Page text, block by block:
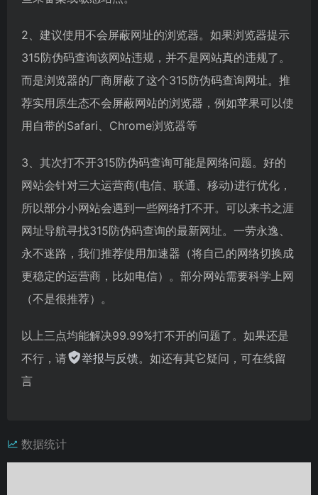
2、建议使用不会屏蔽网址的浏览器。如果浏览器提示
315防伪码查询该网站违规，并不是网站真的违规了。
而是浏览器的厂商屏蔽了这个315防伪码查询网址。推
荐实用原生态不会屏蔽网站的浏览器，例如苹果可以使
用自带的Safari、Chrome浏览器等
3、其次打不开315防伪码查询可能是网络问题。好的
网站会针对三大运营商(电信、联通、移动)进行优化，
所以部分小网站会遇到一些网络打不开。可以来书之涯
网址导航寻找315防伪码查询的最新网址。一劳永逸、
永不迷路，我们推荐使用加速器（将自己的网络切换成
更稳定的运营商，比如电信）。部分网站需要科学上网
（不是很推荐）。
以上三点均能解决99.99%打不开的问题了。如果还是
不行，请
举报与反馈。如还有其它疑问，可在线留
言
数据统计